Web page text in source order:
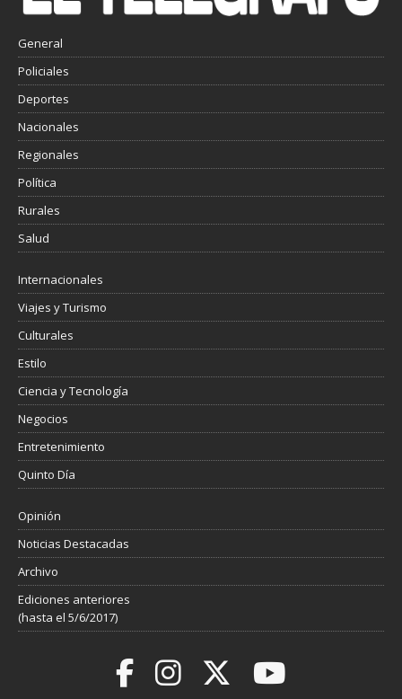
General
Policiales
Deportes
Nacionales
Regionales
Política
Rurales
Salud
Internacionales
Viajes y Turismo
Culturales
Estilo
Ciencia y Tecnología
Negocios
Entretenimiento
Quinto Día
Opinión
Noticias Destacadas
Archivo
Ediciones anteriores
(hasta el 5/6/2017)